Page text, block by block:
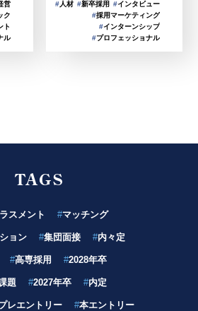
営
ク
ト
ル
#人材 #新卒採用 #インタビュー
#採用マーケティング
#インターンシップ
#プロフェッショナル
TAGS
スメント #マッチング
ョン #集団面接 #内々定
#高専採用 #2028年卒
題 #2027年卒 #内定
レエントリー #本エントリー